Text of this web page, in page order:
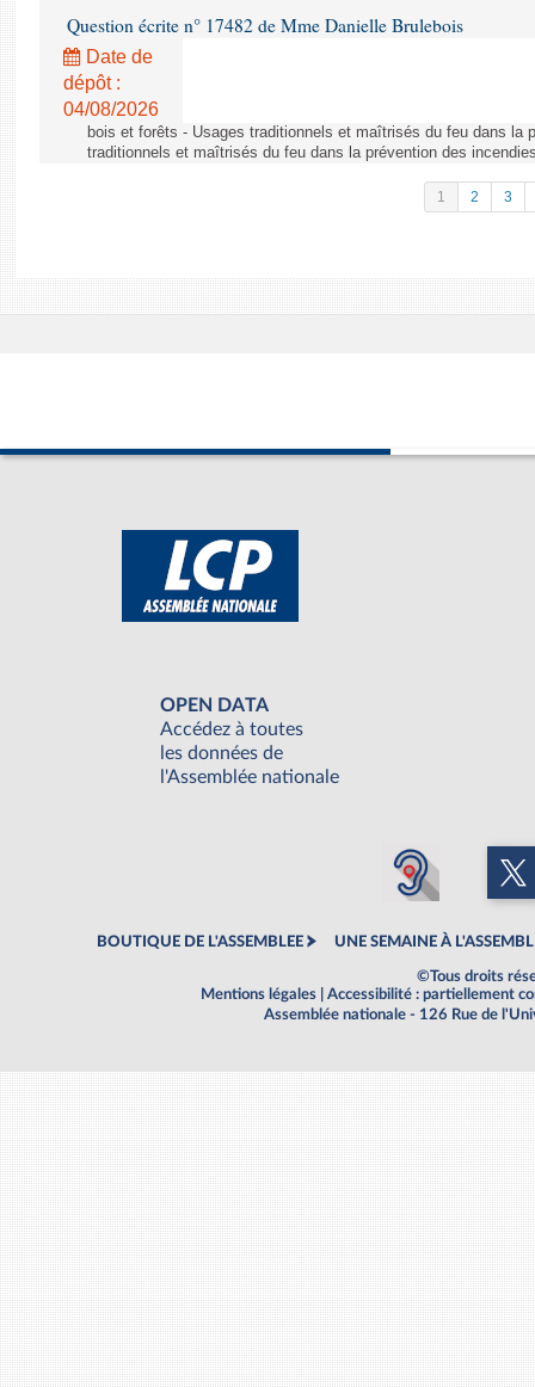
Question écrite n° 17482 de Mme Danielle Brulebois
Date de
dépôt :
04/08/2026
bois et forêts - Usages traditionnels et maîtrisés du feu dans la
traditionnels et maîtrisés du feu dans la prévention des
1 2 3
OPEN DATA
Accédez à toutes
les données de
l'Assemblée nationale
BOUTIQUE DE L'ASSEMBLEE UNE SEMAINE À
©Tous droits
Mentions légales
Accessibilité : partiellement
Assemblée nationale - 126 Rue de